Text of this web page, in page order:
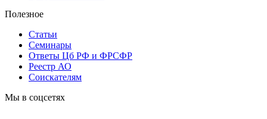
Полезное
Статьи
Cеминары
Ответы Цб РФ и ФРСФР
Реестр АО
Соискателям
Мы в соцсетях